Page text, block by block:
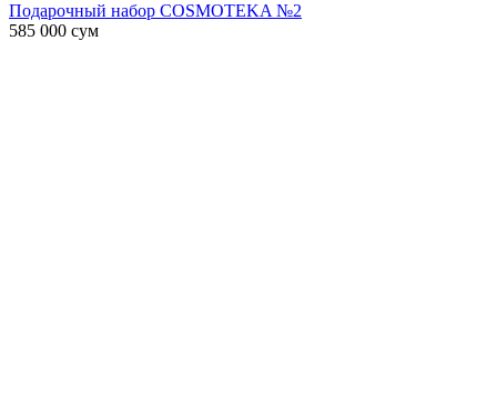
Подарочный набор COSMOTEKA №2
585 000 сум